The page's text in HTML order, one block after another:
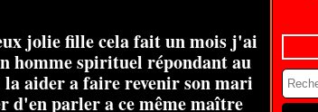
jolie fille cela fait un mois j'ai
homme spirituel répondant au
aider a faire revenir son mari
d'en parler a ce même maître